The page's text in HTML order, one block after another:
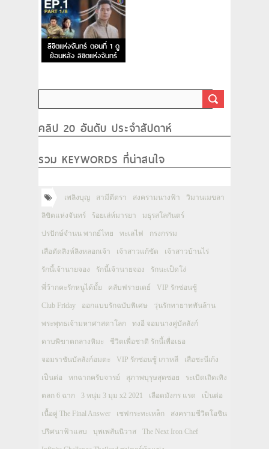
ลิขิตแห่งจันทร์ ตอนที่ 1 ดู
ย้อนหลัง ลิขิตแห่งจันทร์
EP.1
คลิป 20 อันดับ ประจำสัปดาห์
รวม KEYWORDS ที่น่าสนใจ
เพลิงบุญ สามีตีตรา สงครามนางฟ้า วิมานเมขลา
ลิขิตแห่งจันทร์ ร้อยเล่ห์มารยา มธุรสโลกันตร์
ปรปักษ์จำนน พากย์ไทย ทะเลไฟ กรงกรรม
เสือตัดสิงห์ลิงหลอกเจ้า เจ้าสาวแก้ขัด เจ้าสาวบ้านไร่
รักนี้เจ้านายจอง รักนี้เจ้านายจอง รักนะเป็ดโง่
พี่ว้ากคะรักหนูได้มั้ย คลับฟรายเดย์ VIP รักซ่อนชู้
Club Friday ออกแบบรักฉบับพิเศษ วุ่นรักทายาทพันล้าน
พระพุทธเจ้ามหาศาสดาโลก ทงอี จอมนางคู่บัลลังก์
ดาบพิฆาตกลางหิมะ ชีวิตเพื่อชาติ รักนี้เพื่อเธอ
จอมราชันบัลลังก์อมตะ VIP รักซ่อนชู้ เกาหลี เสือชะนีเก้ง
เป็นต่อ หกฉากครับจารย์ สุภาพบุรุษสุดซอย ระเบิดเถิดเทิง
ตลก 6 ฉาก 3 หนุ่ม 3 มุม x2 2021 เลือดมังกร แรด เป็นต่อ
เนื้อคู่ The Final Answer เชฟกระทะเหล็ก สงครามชีวิตโอชิน
ปริศนาฟ้าแลบ บุพเพสันนิวาส The Next Iron Chef